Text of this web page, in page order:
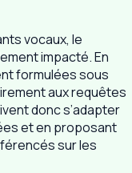
vocaux, le
impacté. En
formulées sous
aux requêtes
donc s’adapter
et en proposant
sur les